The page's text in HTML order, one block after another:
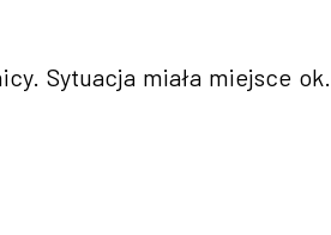
Sytuacja miała miejsce ok.